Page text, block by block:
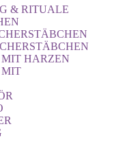
& RITUALE
HARZEN
MIT